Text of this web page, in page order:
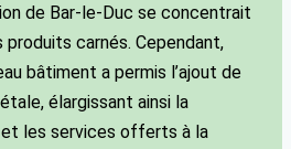
de Bar-le-Duc se concentrait
carnés. Cependant,
bâtiment a permis l’ajout de
élargissant ainsi la
et les services offerts à la